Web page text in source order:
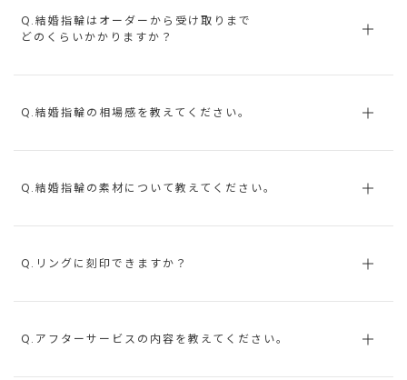
Q.結婚指輪はオーダーから受け取りまで
どのくらいかかりますか？
Q.結婚指輪の相場感を教えてください。
Q.結婚指輪の素材について教えてください。
Q.リングに刻印できますか？
Q.アフターサービスの内容を教えてください。